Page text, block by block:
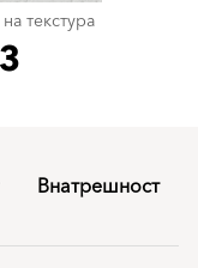
текстура
Внатрешност